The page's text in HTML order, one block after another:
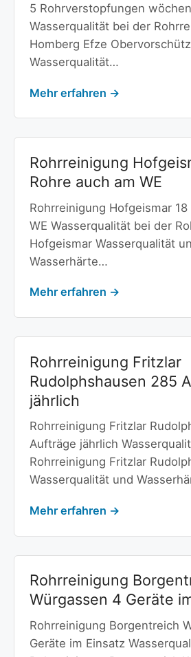
5 Rohrverstopfungen
Wasserqualität bei der
Homberg Efze Obervorschütz
Wasserqualität…
Mehr erfahren →
Rohrreinigung
Rohre auch am WE
Rohrreinigung Hofgeismar 18
WE Wasserqualität bei der
Hofgeismar Wasserqualität
Wasserhärte…
Mehr erfahren →
Rohrreinigung Fritzlar
Rudolphshausen 285
jährlich
Rohrreinigung Fritzlar
Aufträge jährlich
Rohrreinigung Fritzlar
Wasserqualität und
Mehr erfahren →
Rohrreinigung
Würgassen 4 Geräte
Rohrreinigung Borgentreich
Geräte im Einsatz